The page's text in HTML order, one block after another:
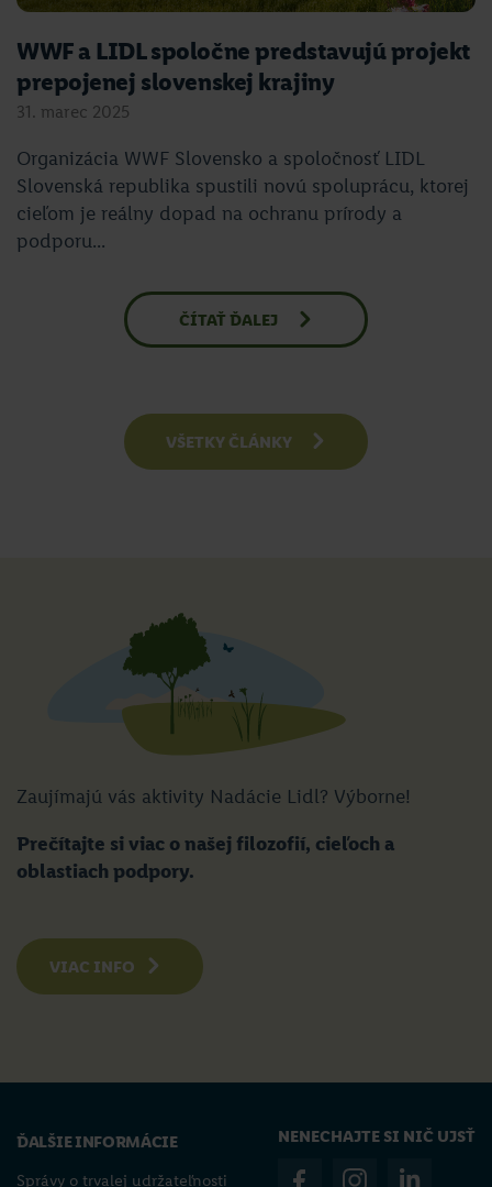
WWF a LIDL spoločne predstavujú projekt
prepojenej slovenskej krajiny
31. marec 2025
Organizácia WWF Slovensko a spoločnosť LIDL
Slovenská republika spustili novú spoluprácu, ktorej
cieľom je reálny dopad na ochranu prírody a
podporu...
ČÍTAŤ ĎALEJ
VŠETKY ČLÁNKY
Zaujímajú vás aktivity Nadácie Lidl? Výborne!
Prečítajte si viac o našej filozofií, cieľoch a
oblastiach podpory.
VIAC INFO
ĎALŠIE INFORMÁCIE
Správy o trvalej udržateľnosti
NENECHAJTE SI NIČ UJSŤ